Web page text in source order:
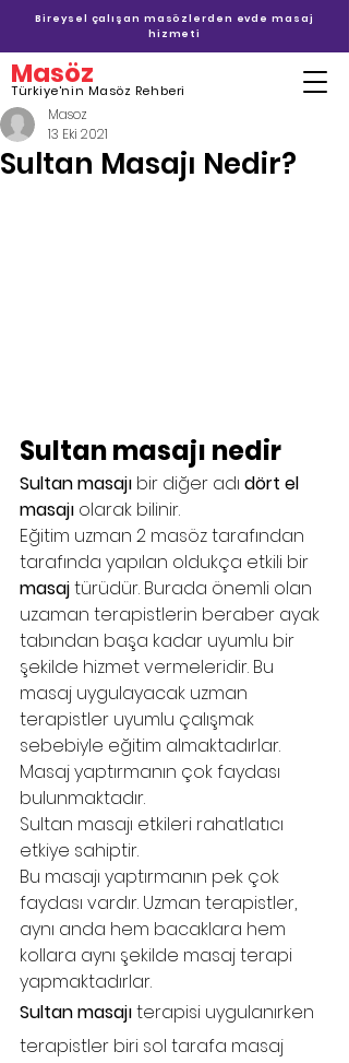
Bireysel çalışan masözlerden evde masaj
hizmeti
Masöz
Türkiye'nin Masöz Rehberi
Sultan Masajı Nedir?
Masoz
13 Eki 2021
Sultan masajı nedir
Sultan masajı bir diğer adı dört el
masajı olarak bilinir.
Eğitim uzman 2 masöz tarafından
tarafında yapılan oldukça etkili bir
masaj türüdür. Burada önemli olan
uzaman terapistlerin beraber ayak
tabından başa kadar uyumlu bir
şekilde hizmet vermeleridir. Bu
masaj uygulayacak uzman
terapistler uyumlu çalışmak
sebebiyle eğitim almaktadırlar.
Masaj yaptırmanın çok faydası
bulunmaktadır.
Sultan masajı etkileri rahatlatıcı
etkiye sahiptir.
Bu masajı yaptırmanın pek çok
faydası vardır. Uzman terapistler,
aynı anda hem bacaklara hem
kollara aynı şekilde masaj terapi
yapmaktadırlar.
Sultan masajı terapisi uygulanırken
terapistler biri sol tarafa masaj